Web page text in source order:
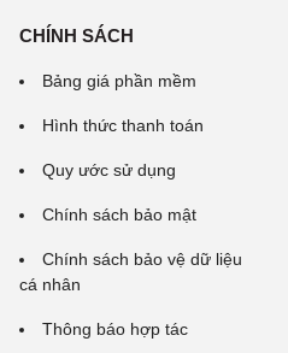
CHÍNH SÁCH
Bảng giá phần mềm
Hình thức thanh toán
Quy ước sử dụng
Chính sách bảo mật
Chính sách bảo vệ dữ liệu
cá nhân
Thông báo hợp tác